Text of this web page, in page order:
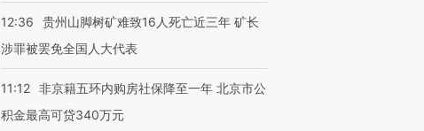
12:36
贵州山脚树矿难致16人死亡近三年 矿长
涉罪被罢免全国人大代表
11:12 非京籍五环内购房社保降至一年 北京市公
积金最高可贷340万元